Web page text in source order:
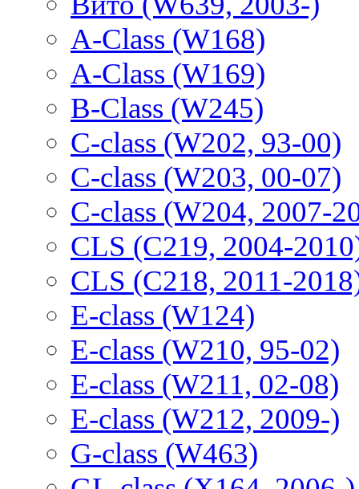
A-Class (W168)
A-Class (W169)
B-Class (W245)
C-class (W202, 93-00)
C-class (W203, 00-07)
C-class (W204, 2007-
CLS (C219, 2004-
CLS (C218, 2011-
E-class (W124)
E-class (W210, 95-02)
E-class (W211, 02-08)
E-class (W212, 2009-)
G-class (W463)